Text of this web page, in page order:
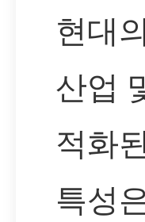
현대
산업
적화
특성